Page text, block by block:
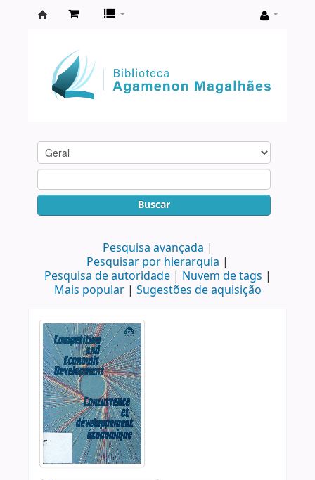
Agamenon
Magalhães
Buscar
Pesquisa avançada
Pesquisar por hierarquia
Pesquisa de autoridade
Nuvem de tags
Mais popular
Sugestões de aquisição